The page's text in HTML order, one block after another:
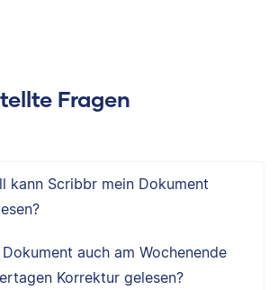
Fragen
kann Scribbr mein Dokument
auch am Wochenende
Korrektur gelesen?